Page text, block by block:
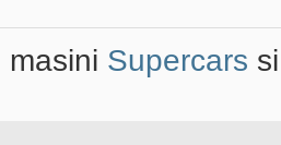
masini Supercars